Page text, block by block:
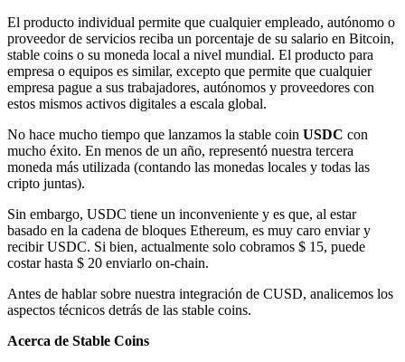
El producto individual permite que cualquier empleado, autónomo o
proveedor de servicios reciba un porcentaje de su salario en Bitcoin,
stable coins o su moneda local a nivel mundial. El producto para
empresa o equipos es similar, excepto que permite que cualquier
empresa pague a sus trabajadores, autónomos y proveedores con
estos mismos activos digitales a escala global.
No hace mucho tiempo que lanzamos la stable coin USDC con
mucho éxito. En menos de un año, representó nuestra tercera
moneda más utilizada (contando las monedas locales y todas las
cripto juntas).
Sin embargo, USDC tiene un inconveniente y es que, al estar
basado en la cadena de bloques Ethereum, es muy caro enviar y
recibir USDC. Si bien, actualmente solo cobramos $ 15, puede
costar hasta $ 20 enviarlo on-chain.
Antes de hablar sobre nuestra integración de CUSD, analicemos los
aspectos técnicos detrás de las stable coins.
Acerca de Stable Coins